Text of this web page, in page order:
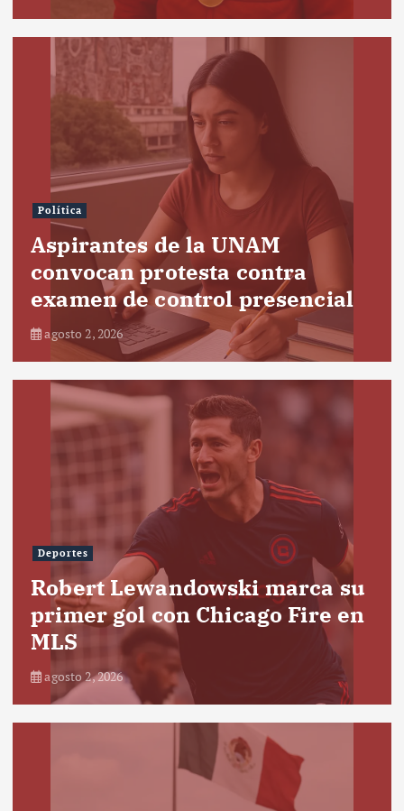
Política
Aspirantes de la UNAM
convocan protesta contra
examen de control presencial
agosto 2, 2026
Deportes
Robert Lewandowski marca su
primer gol con Chicago Fire en
MLS
agosto 2, 2026